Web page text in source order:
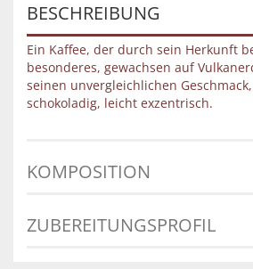
BESCHREIBUNG
Ein Kaffee, der durch sein Herkunft
besonderes, gewachsen auf
seinen unvergleichlichen
schokoladig, leicht exzentrisch.
KOMPOSITION
ZUBEREITUNGSPROFIL